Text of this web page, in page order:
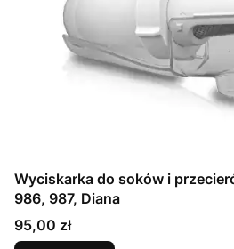
Wyciskarka do soków i
986, 987, Diana
Cena
95,00 zł